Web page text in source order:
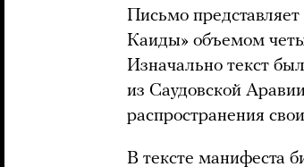
Письмо
Каиды» объемом
Изначально текст
из Саудовской
распространения
В тексте манифеста